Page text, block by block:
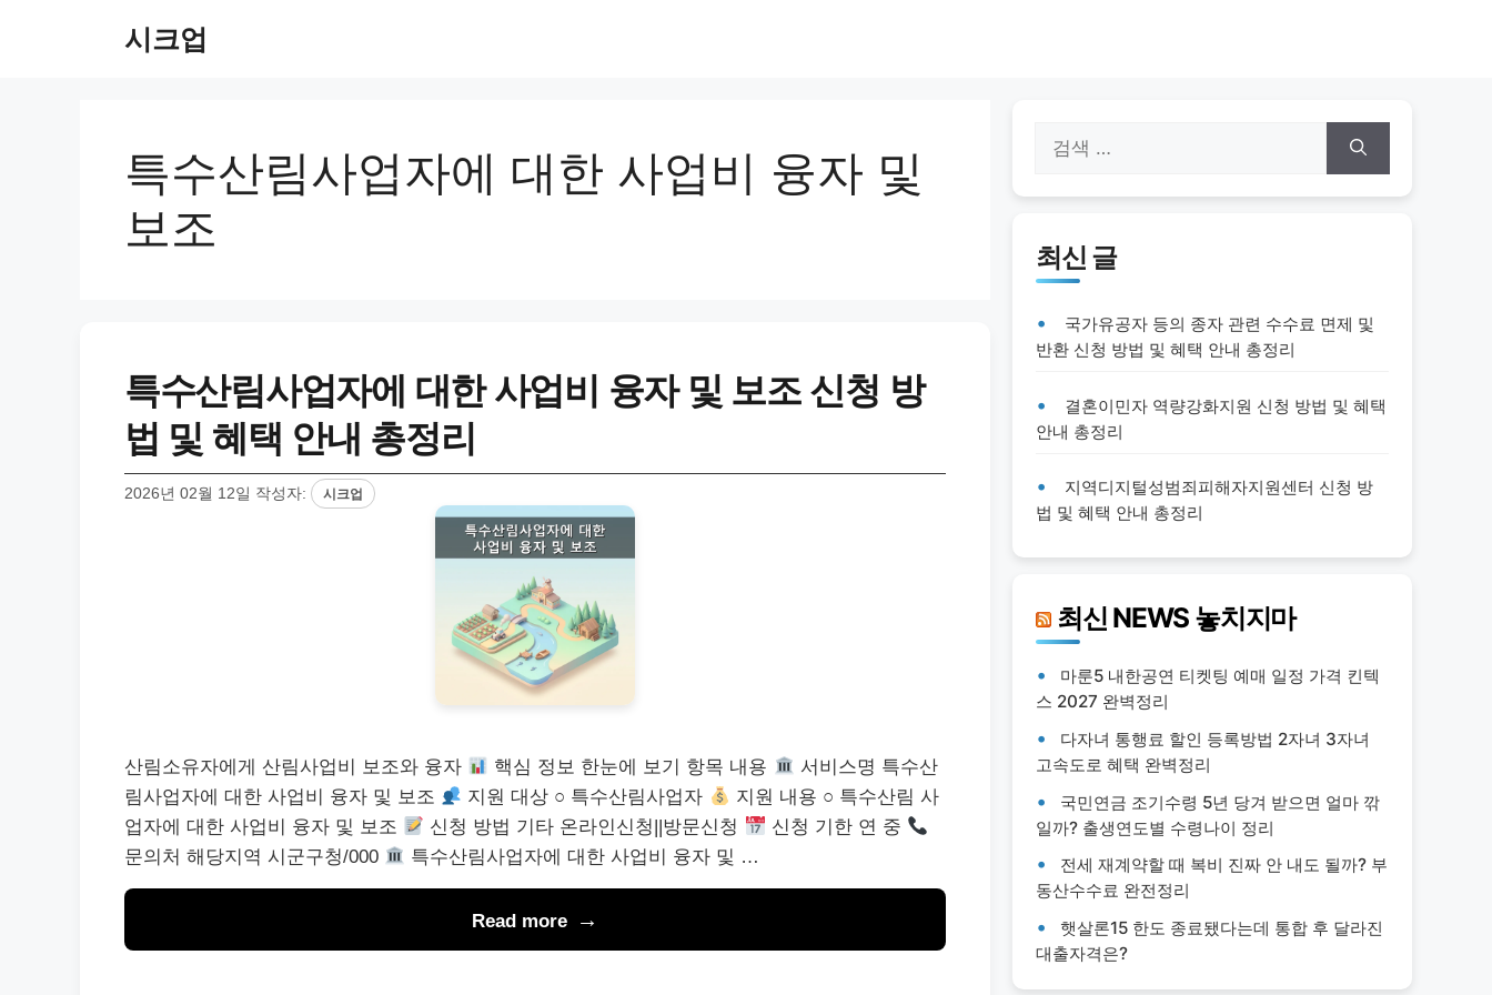
시크업
특수산림사업자에 대한 사업비 융자 및
보조
특수산림사업자에 대한 사업비 융자 및 보조 신청 방
법 및 혜택 안내 총정리
2026년 02월 12일 작성자: 시크업
산림소유자에게 산림사업비 보조와 융자 핵심 정보 한눈에 보기 항목 내용
서비스명 특수산
림사업자에 대한 사업비 융자 및 보조
지원 대상 ○ 특수산림사업자
지원 내용 ○ 특수산림 사
업자에 대한 사업비 융자 및 보조
신청 방법 기타 온라인신청||방문신청
신청 기한 연 중
문의처 해당지역 시군구청/000
특수산림사업자에 대한 사업비 융자 및 …
Read more
색:
최신 글
국가유공자 등의 종자 관련 수수료 면제 및
반환 신청 방법 및 혜택 안내 총정리
결혼이민자 역량강화지원 신청 방법 및 혜택
안내 총정리
지역디지털성범죄피해자지원센터 신청 방
법 및 혜택 안내 총정리
최신 NEWS 놓치지마
마룬5 내한공연 티켓팅 예매 일정 가격 킨텍
스 2027 완벽정리
다자녀 통행료 할인 등록방법 2자녀 3자녀
고속도로 혜택 완벽정리
국민연금 조기수령 5년 당겨 받으면 얼마 깎
일까? 출생연도별 수령나이 정리
전세 재계약할 때 복비 진짜 안 내도 될까? 부
동산수수료 완전정리
햇살론15 한도 종료됐다는데 통합 후 달라진
대출자격은?